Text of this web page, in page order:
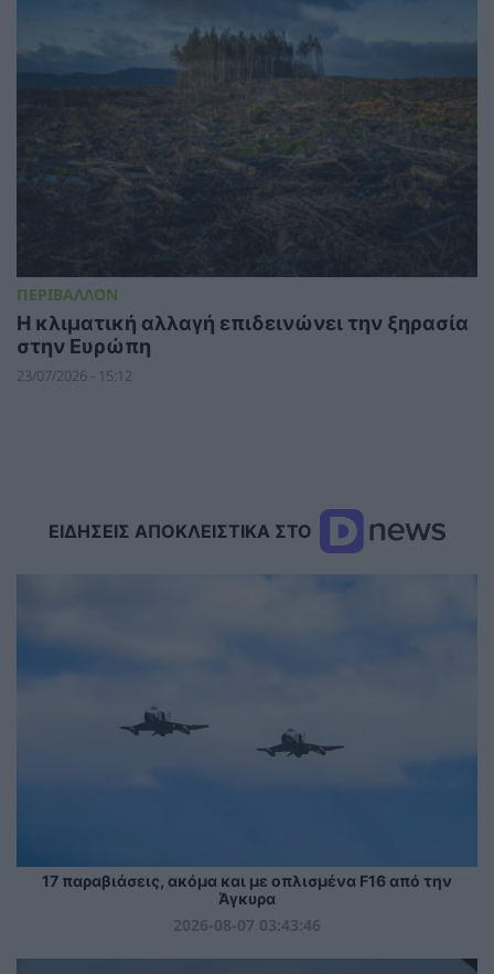
ΠΕΡΙΒΑΛΛΟΝ
Η κλιματική αλλαγή επιδεινώνει την ξηρασία
στην Ευρώπη
23/07/2026 - 15:12
ΕΙΔΗΣΕΙΣ ΑΠΟΚΛΕΙΣΤΙΚΑ ΣΤΟ
17 παραβιάσεις, ακόμα και με οπλισμένα F16 από την
Άγκυρα
2026-08-07 03:43:46